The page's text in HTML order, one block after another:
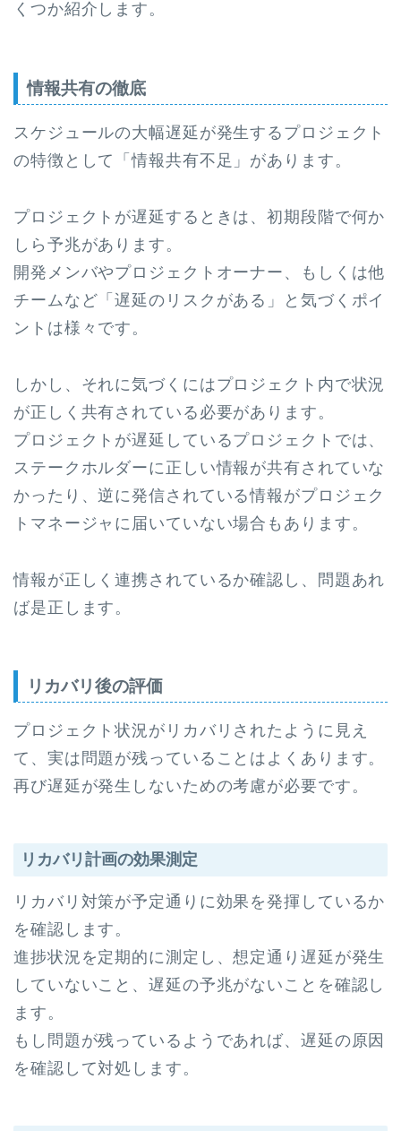
くつか紹介します。
情報共有の徹底
スケジュールの大幅遅延が発生するプロジェクト
の特徴として「情報共有不足」があります。
プロジェクトが遅延するときは、初期段階で何か
しら予兆があります。
開発メンバやプロジェクトオーナー、もしくは他
チームなど「遅延のリスクがある」と気づくポイ
ントは様々です。
しかし、それに気づくにはプロジェクト内で状況
が正しく共有されている必要があります。
プロジェクトが遅延しているプロジェクトでは、
ステークホルダーに正しい情報が共有されていな
かったり、逆に発信されている情報がプロジェク
トマネージャに届いていない場合もあります。
情報が正しく連携されているか確認し、問題あれ
ば是正します。
リカバリ後の評価
プロジェクト状況がリカバリされたように見え
て、実は問題が残っていることはよくあります。
再び遅延が発生しないための考慮が必要です。
リカバリ計画の効果測定
リカバリ対策が予定通りに効果を発揮しているか
を確認します。
進捗状況を定期的に測定し、想定通り遅延が発生
していないこと、遅延の予兆がないことを確認し
ます。
もし問題が残っているようであれば、遅延の原因
を確認して対処します。